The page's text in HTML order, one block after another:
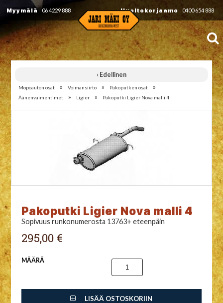
Myymälä 06 4229 888 Huoltokorjaamo 0400 654 888
‹ Edellinen
Mopoauton osat » Voimansiirto » Pakoputken osat »
Äänenvaimentimet » Ligier » Pakoputki Ligier Nova malli 4
Pakoputki Ligier Nova malli 4
Sopivuus runkonumerosta 13763+ eteenpäin
295,00 €
MÄÄRÄ
LISÄÄ OSTOSKORIIN